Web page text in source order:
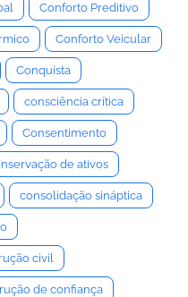
Conforto Preditivo
Conforto Veicular
Conquista
consciência crítica
Consentimento
de ativos
consolidação sináptica
civil
de confiança